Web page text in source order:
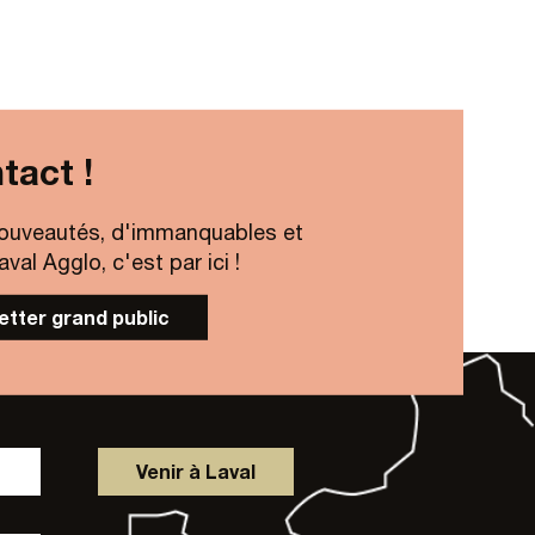
!
d'immanquables et
Agglo, c'est par ici !
grand public
Venir à Laval